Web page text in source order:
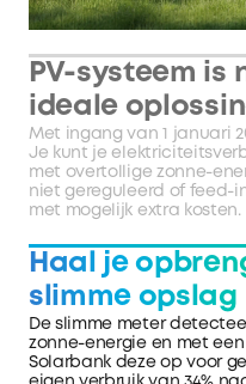
PV-systeem is
ideale
Met ingang van 1 januari
Je kunt je
met overtollige zonne-
niet gereguleerd of feed-
met mogelijk extra kosten.
Haal je
slimme opslag
De slimme meter
zonne-energie en met
Solarbank deze op voor